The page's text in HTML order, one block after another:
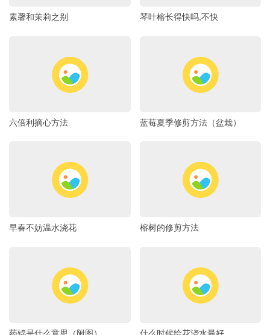
素馨和茉莉之别 琴叶榕长得快吗,不快
六倍利摘心方法 蓝莓夏季修剪方法（盆栽）
早春不妨温水浇花 榕树的修剪方法
药锦是什么意思（附图） 什么时候给花浇水最好